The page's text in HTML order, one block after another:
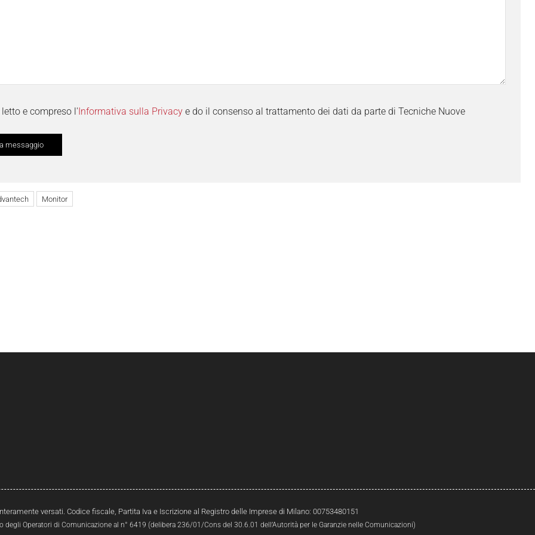
letto e compreso l' Informativa sulla Privacy e do il consenso al trattamento dei dati da parte di Tecniche Nuove
Monitor
versati. Codice fiscale, Partita Iva e Iscrizione al Registro delle Imprese di Milano: 00753480151
Operatori di Comunicazione al n° 6419 (delibera 236/01/Cons del 30.6.01 dell’Autorità per le Garanzie nelle Comunicazioni)